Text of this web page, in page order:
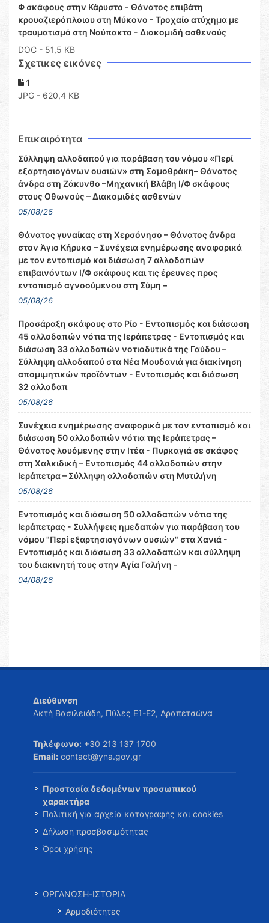
Φ σκάφους στην Κάρυστο - Θάνατος επιβάτη
κρουαζιερόπλοιου στη Μύκονο - Τροχαίο ατύχημα με
τραυματισμό στη Ναύπακτο - Διακομιδή ασθενούς
DOC - 51,5 KB
Σχετικες εικόνες
1
JPG - 620,4 KB
Επικαιρότητα
Σύλληψη αλλοδαπού για παράβαση του νόμου «Περί
εξαρτησιογόνων ουσιών» στη Σαμοθράκη– Θάνατος
άνδρα στη Ζάκυνθο –Μηχανική Βλάβη Ι/Φ σκάφους
στους Οθωνούς – Διακομιδές ασθενών
05/08/26
Θάνατος γυναίκας στη Χερσόνησο – Θάνατος άνδρα
στον Άγιο Κήρυκο – Συνέχεια ενημέρωσης αναφορικά
με τον εντοπισμό και διάσωση 7 αλλοδαπών
επιβαινόντων Ι/Φ σκάφους και τις έρευνες προς
εντοπισμό αγνοούμενου στη Σύμη –
05/08/26
Προσάραξη σκάφους στο Ρίο - Εντοπισμός και διάσωση
45 αλλοδαπών νότια της Ιεράπετρας - Εντοπισμός και
διάσωση 33 αλλοδαπών νοτιοδυτικά της Γαύδου –
Σύλληψη αλλοδαπού στα Νέα Μουδανιά για διακίνηση
απομιμητικών προϊόντων - Εντοπισμός και διάσωση
32 αλλοδαπ
05/08/26
Συνέχεια ενημέρωσης αναφορικά με τον εντοπισμό και
διάσωση 50 αλλοδαπών νότια της Ιεράπετρας –
Θάνατος λουόμενης στην Ιτέα - Πυρκαγιά σε σκάφος
στη Χαλκιδική – Εντοπισμός 44 αλλοδαπών στην
Ιεράπετρα – Σύλληψη αλλοδαπών στη Μυτιλήνη
05/08/26
Εντοπισμός και διάσωση 50 αλλοδαπών νότια της
Ιεράπετρας - Συλλήψεις ημεδαπών για παράβαση του
νόμου "Περί εξαρτησιογόνων ουσιών" στα Χανιά -
Εντοπισμός και διάσωση 33 αλλοδαπών και σύλληψη
του διακινητή τους στην Αγία Γαλήνη -
04/08/26
Διεύθυνση
Ακτή Βασιλειάδη, Πύλες Ε1-Ε2, Δραπετσώνα
Τηλέφωνο: +30 213 137 1700
Email: contact@yna.gov.gr
Προστασία δεδομένων προσωπικού
χαρακτήρα
Πολιτική για αρχεία καταγραφής και cookies
Δήλωση προσβασιμότητας
Όροι χρήσης
ΟΡΓΑΝΩΣΗ-ΙΣΤΟΡΙΑ
Αρμοδιότητες